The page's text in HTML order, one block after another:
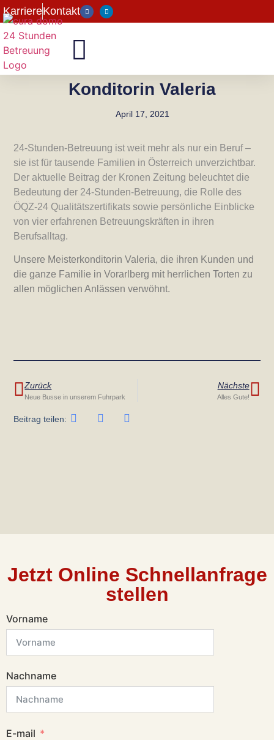
KarriereKontakt
Konditorin Valeria
April 17, 2021
24-Stunden-Betreuung ist weit mehr als nur ein Beruf –
sie ist für tausende Familien in Österreich unverzichtbar.
Der aktuelle Beitrag der Kronen Zeitung beleuchtet die
Bedeutung der 24-Stunden-Betreuung, die Rolle des
ÖQZ-24 Qualitätszertifikats sowie persönliche Einblicke
von vier erfahrenen Betreuungskräften in ihren
Berufsalltag.
Unsere Meisterkonditorin Valeria, die ihren Kunden und
die ganze Familie in Vorarlberg mit herrlichen Torten zu
allen möglichen Anlässen verwöhnt.
Zurück
Neue Busse in unserem Fuhrpark
Nächste
Alles Gute!
Beitrag teilen:
Jetzt Online Schnellanfrage
stellen
Vorname
Nachname
E-mail